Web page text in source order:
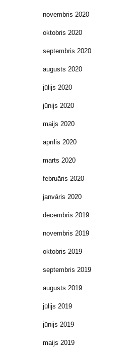
novembris 2020
oktobris 2020
septembris 2020
augusts 2020
jūlijs 2020
jūnijs 2020
maijs 2020
aprīlis 2020
marts 2020
februāris 2020
janvāris 2020
decembris 2019
novembris 2019
oktobris 2019
septembris 2019
augusts 2019
jūlijs 2019
jūnijs 2019
maijs 2019